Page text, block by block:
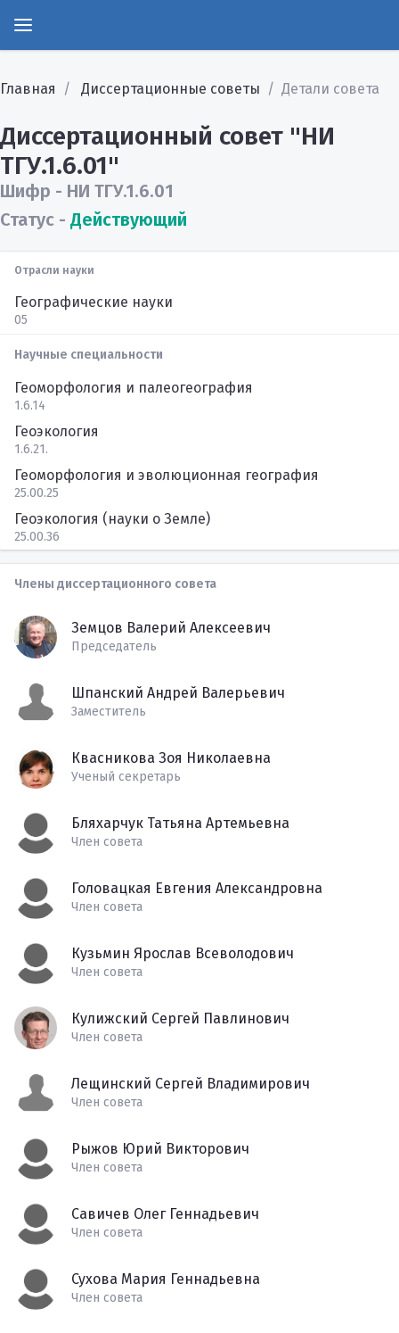
Главная Диссертационные советы Детали совета
Диссертационный совет "НИ
ТГУ.1.6.01"
Шифр - НИ ТГУ.1.6.01
Статус - Действующий
Отрасли науки
Географические науки
05
Научные специальности
Геоморфология и палеогеография
1.6.14
Геоэкология
1.6.21.
Геоморфология и эволюционная география
25.00.25
Геоэкология (науки о Земле)
25.00.36
Члены диссертационного совета
Земцов Валерий Алексеевич
Председатель
Шпанский Андрей Валерьевич
Заместитель
Квасникова Зоя Николаевна
Ученый секретарь
Бляхарчук Татьяна Артемьевна
Член совета
Головацкая Евгения Александровна
Член совета
Кузьмин Ярослав Всеволодович
Член совета
Кулижский Сергей Павлинович
Член совета
Лещинский Сергей Владимирович
Член совета
Рыжов Юрий Викторович
Член совета
Савичев Олег Геннадьевич
Член совета
Сухова Мария Геннадьевна
Член совета